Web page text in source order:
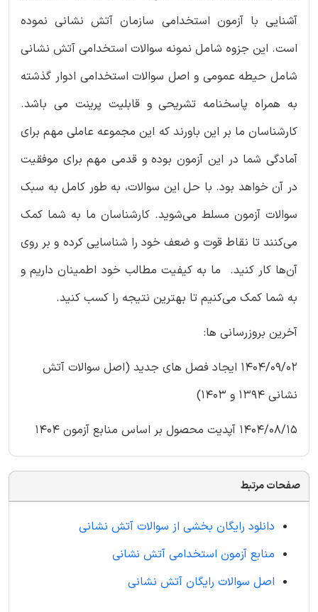
آشنایی با آزمون استخدامی سازمان آتش نشانی نموده
است. این جزوه شامل نمونه سوالات استخدامی آتش نشانی
شامل حیطه عمومی و اصل سوالات استخدامی ادوار گذشته
به همراه پاسخنامه تشریحی و قابلیت پرینت می باشد.
کارشناسان ما بر این باورند که این مجموعه عاملی مهم برای
آمادگی شما در این آزمون بوده و قدمی مهم برای موفقیت
در آن خواهد بود. با حل این سوالات، به طور کامل به سبک
سوالات آزمون مسلط می‌شوید. کارشناسان ما به شما کمک
می‌کنند تا نقاط قوت و ضعف خود را شناسایی کرده و بر روی
آن‌ها کار کنید. ما به کیفیت مطالب خود اطمینان داریم و
به شما کمک می‌کنیم تا بهترین نتیجه را کسب کنید.
آخرین بروزرسانی ها:
1404/09/02 ایجاد فصل های جدید (اصل سوالات آتش
نشانی 1394 و 1403)
1404/08/15 آپدیت محصول بر اساس منابع آزمون 1404
صفحات مرتبط
دانلود رایگان بخشی از سوالات آتش نشانی
منابع آزمون استخدامی آتش نشانی
اصل سوالات رایگان آتش نشانی